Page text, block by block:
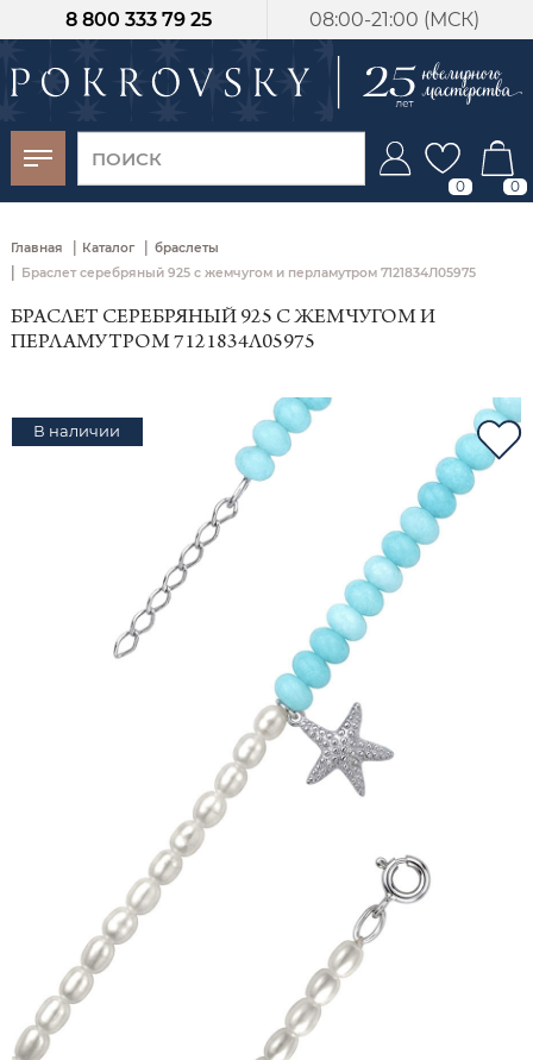
08:00-21:00 (МСК)
8 800 333 79 25
0 0
Главная | Каталог | браслеты
| Браслет серебряный 925 с жемчугом и перламутром 7121834Л05975
БРАСЛЕТ СЕРЕБРЯНЫЙ 925 С ЖЕМЧУГОМ И
ПЕРЛАМУТРОМ 7121834Л05975
В наличии
-30%
от 15 дней с
момента оплаты